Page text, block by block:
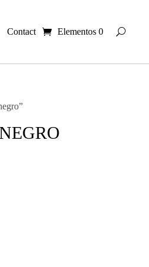
Contact Elementos 0